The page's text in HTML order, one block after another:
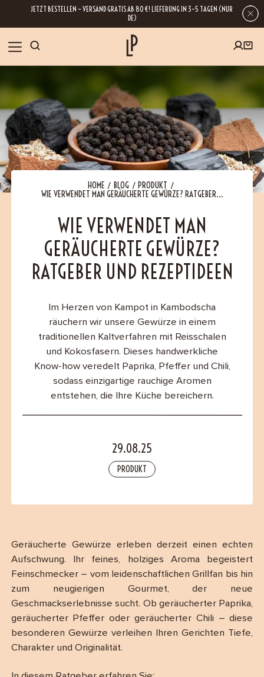
JETZT BESTELLEN – VERSAND GRATIS AB 80 €! LIEFERUNG IN 3–5 TAGEN (NUR
DE)
SHOP
GESCHENKE
BLOG
REZEPTE
BESUCHEN
ÜBER UNS
Contact
HOME BLOG PRODUKT
WIE VERWENDET MAN GERÄUCHERTE GEWÜRZE? RATGEBER...
WIE VERWENDET MAN
GERÄUCHERTE GEWÜRZE?
RATGEBER UND REZEPTIDEEN
Im Herzen von Kampot in Kambodscha
räuchern wir unsere Gewürze in einem
traditionellen Kaltverfahren mit Reisschalen
und Kokosfasern. Dieses handwerkliche
Know-how veredelt Paprika, Pfeffer und Chili,
sodass einzigartige rauchige Aromen
entstehen, die Ihre Küche bereichern.
29.08.25
PRODUKT
Geräucherte Gewürze erleben derzeit einen echten
Aufschwung. Ihr feines, holziges Aroma begeistert
Feinschmecker – vom leidenschaftlichen Grillfan bis hin
zum neugierigen Gourmet, der neue
Geschmackserlebnisse sucht. Ob geräucherter Paprika,
geräucherter Pfeffer oder geräucherter Chili – diese
besonderen Gewürze verleihen Ihren Gerichten Tiefe,
Charakter und Originalität.
Wenn Sie Ihre E-Mail-Adresse hinterlassen, erhalten Sie Zugang zu unseren
Newslettern, die reich an Tipps, Inspirationen und Informationen über unsere
neuesten Entwicklungen sind. Selbstverständlich ist eine Abmeldung
jederzeit möglich.